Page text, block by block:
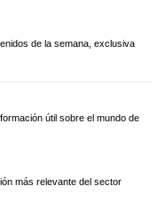
de la semana, exclusiva
útil sobre el mundo de
más relevante del sector